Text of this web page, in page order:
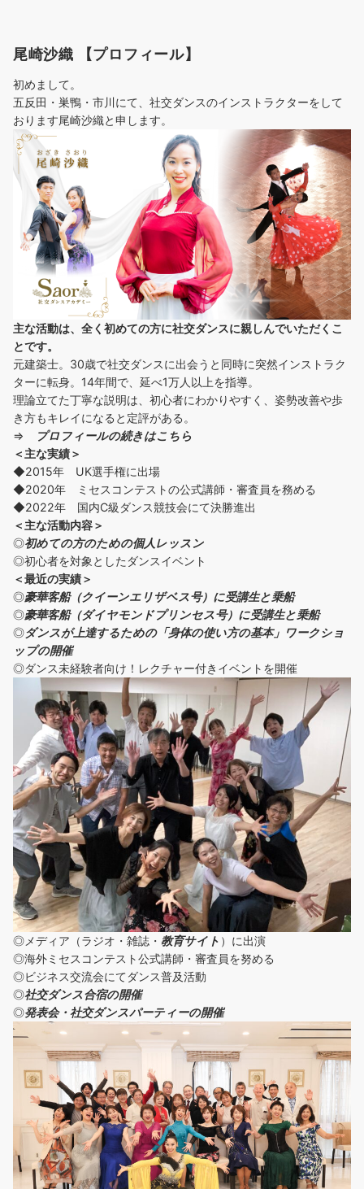
尾崎沙織 【プロフィール】
初めまして。
五反田・巣鴨・市川にて、社交ダンスのインストラクターをして
おります尾崎沙織と申します。
主な活動は、全く初めての方に社交ダンスに親しんでいただくこ
とです。
元建築士。30歳で社交ダンスに出会うと同時に突然インストラク
ターに転身。14年間で、延べ1万人以上を指導。
理論立てた丁寧な説明は、初心者にわかりやすく、姿勢改善や歩
き方もキレイになると定評がある。
⇒
プロフィールの続きはこちら
＜主な実績＞
◆2015年 UK選手権に出場
◆2020年 ミセスコンテストの公式講師・審査員を務める
◆2022年 国内C級ダンス競技会にて決勝進出
＜主な活動内容＞
◎初めての方のための個人レッスン
◎初心者を対象としたダンスイベント
＜最近の実績＞
◎豪華客船（クイーンエリザベス号）に受講生と乗船
◎豪華客船（ダイヤモンドプリンセス号）に受講生と乗船
◎ダンスが上達するための「身体の使い方の基本」ワークショ
ップの開催
◎ダンス未経験者向け！レクチャー付きイベントを開催
◎メディア（ラジオ・雑誌・ 教育サイト ）に出演
◎海外ミセスコンテスト公式講師・審査員を努める
◎ビジネス交流会にてダンス普及活動
◎社交ダンス合宿の開催
◎発表会・社交ダンスパーティーの開催